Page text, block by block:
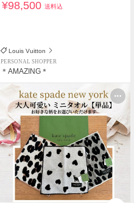
¥98,500送料込
Louis Vuitton
PERSONAL SHOPPER
＊AMAZING＊